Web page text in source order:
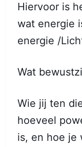
Hiervoor is
wat energie
energie /
Wat
Wie jij ten
hoeveel
is, en hoe je